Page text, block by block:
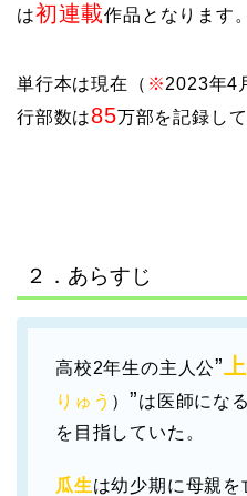
は初連載作品となります。
単行本は現在（ ※2023年4
行部数は85万部を記録して
２．あらすじ
高校2年生の主人公”
りゅう ） ”は医師にな
を目指していた。
瓜生は幼少期に母親